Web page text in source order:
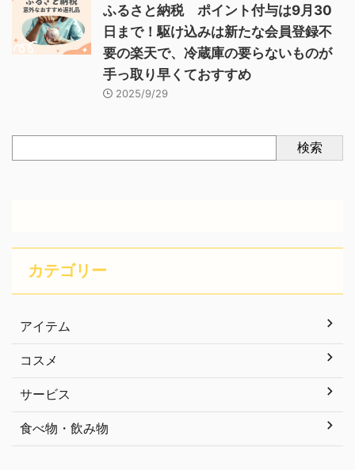
ふるさと納税 ポイント付与は9月30
日まで！駆け込みは新たな会員登録不
要の楽天で、冷蔵庫の要らないものが
手っ取り早くておすすめ
2025/9/29
検索
カテゴリー
アイテム
コスメ
サービス
食べ物・飲み物